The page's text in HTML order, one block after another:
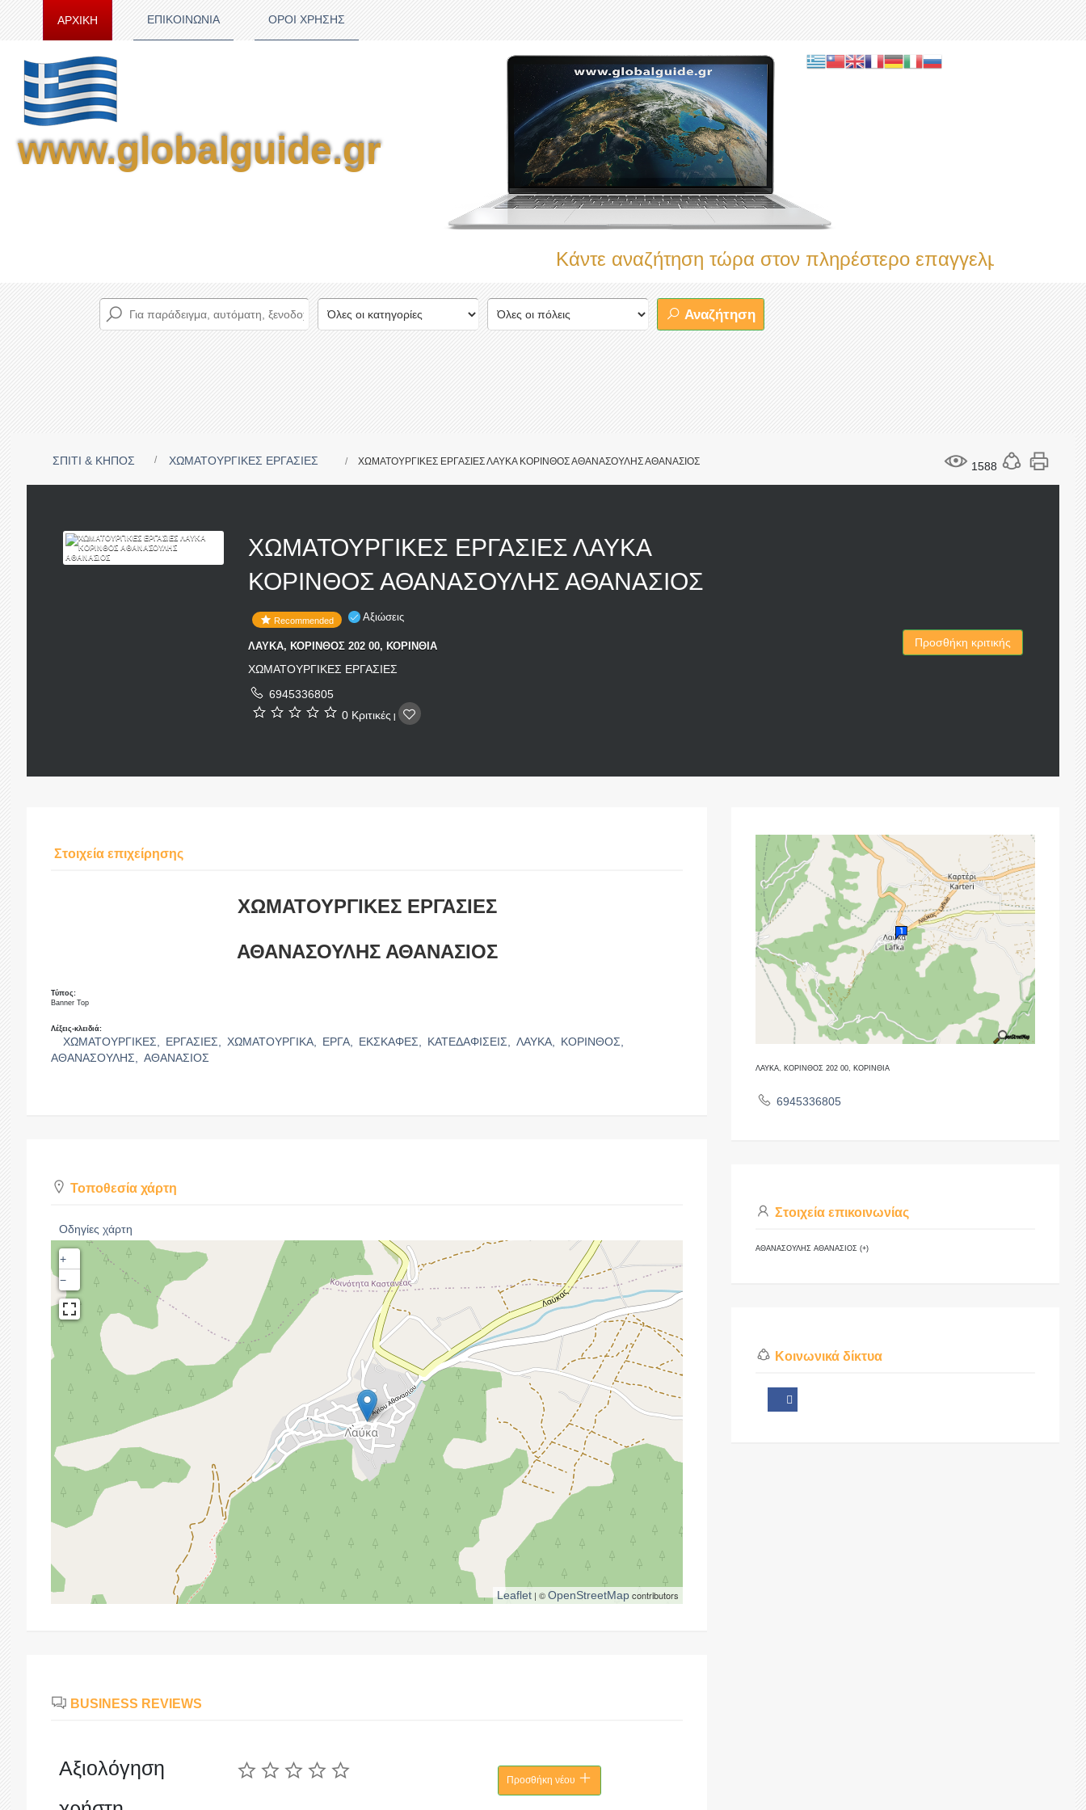
ΑΡΧΙΚΗ ΕΠΙΚΟΙΝΩΝΙΑ ΟΡΟΙ ΧΡΗΣΗΣ
www.globalguide.gr
Κάντε αναζήτηση τώρα στον πληρέστερο επαγγελματικό κατάλογο
Αναζήτηση
1588
ΣΠΙΤΙ & ΚΗΠΟΣ ΧΩΜΑΤΟΥΡΓΙΚΕΣ ΕΡΓΑΣΙΕΣ ΧΩΜΑΤΟΥΡΓΙΚΕΣ ΕΡΓΑΣΙΕΣ ΛΑΥΚΑ ΚΟΡΙΝΘΟΣ ΑΘΑΝΑΣΟΥΛΗΣ ΑΘΑΝΑΣΙΟΣ
ΧΩΜΑΤΟΥΡΓΙΚΕΣ ΕΡΓΑΣΙΕΣ ΛΑΥΚΑ
ΚΟΡΙΝΘΟΣ ΑΘΑΝΑΣΟΥΛΗΣ ΑΘΑΝΑΣΙΟΣ
Recommended Αξιώσεις
ΛΑΥΚΑ, ΚΟΡΙΝΘΟΣ 202 00, ΚΟΡΙΝΘΙΑ
ΧΩΜΑΤΟΥΡΓΙΚΕΣ ΕΡΓΑΣΙΕΣ
6945336805
0 Κριτικές
Προσθήκη κριτικής
Στοιχεία επιχείρησης
ΧΩΜΑΤΟΥΡΓΙΚΕΣ ΕΡΓΑΣΙΕΣ
ΑΘΑΝΑΣΟΥΛΗΣ ΑΘΑΝΑΣΙΟΣ
Τύπος:
Banner Top
Λέξεις-κλειδιά:
ΧΩΜΑΤΟΥΡΓΙΚΕΣ, ΕΡΓΑΣΙΕΣ, ΧΩΜΑΤΟΥΡΓΙΚΑ, ΕΡΓΑ, ΕΚΣΚΑΦΕΣ, ΚΑΤΕΔΑΦΙΣΕΙΣ, ΛΑΥΚΑ,
ΚΟΡΙΝΘΟΣ,
ΑΘΑΝΑΣΟΥΛΗΣ,
ΑΘΑΝΑΣΙΟΣ
Τοποθεσία χάρτη
Οδηγίες χάρτη
+
−
Leaflet| ©OpenStreetMapcontributors
BUSINESS REVIEWS
Αξιολόγηση
Προσθήκη νέου
ΛΑΥΚΑ, ΚΟΡΙΝΘΟΣ 202 00, ΚΟΡΙΝΘΙΑ
6945336805
Στοιχεία επικοινωνίας
ΑΘΑΝΑΣΟΥΛΗΣ ΑΘΑΝΑΣΙΟΣ (+)
Κοινωνικά δίκτυα